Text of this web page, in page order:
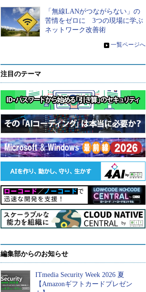
「無線LANがつながらない」の
苦情をゼロに 3つの現場に学ぶ
ネットワーク改善術
» 一覧ページへ
注目のテーマ
編集部からのお知らせ
ITmedia Security Week 2026 夏
【Amazonギフトカードプレゼン